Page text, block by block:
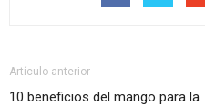
Artículo anterior
10 beneficios del mango para la